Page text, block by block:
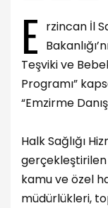
E rzincan İl
Teşviki ve
Programı”
“Emzirme
Halk Sağlığı
kamu ve özel
müdürlükleri,